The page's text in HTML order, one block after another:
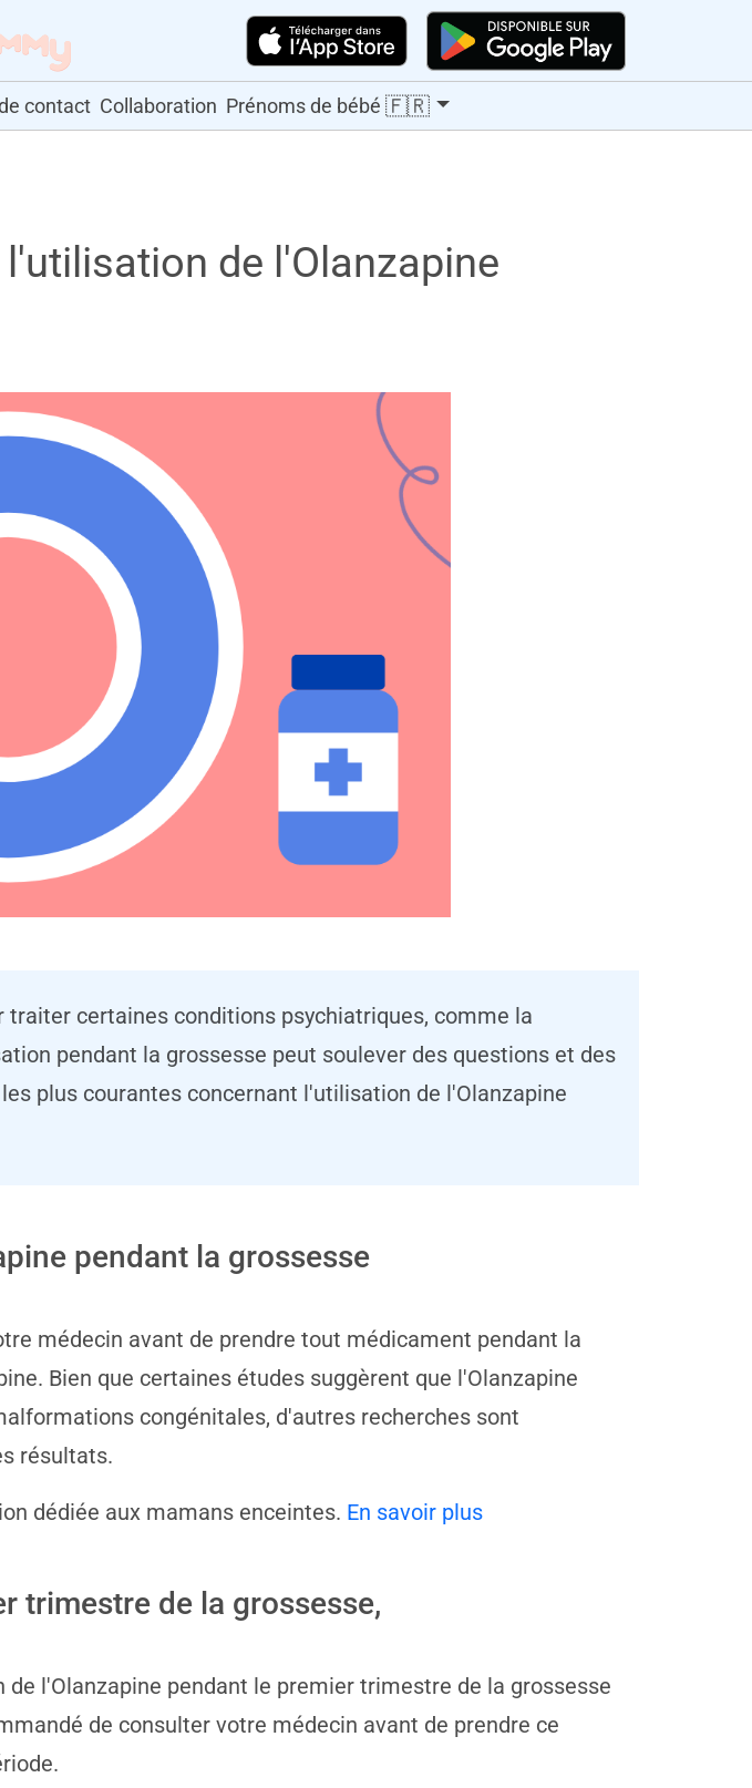
contact Collaboration Prénoms de bébé 🇫🇷
de l'Olanzapine
certaines conditions psychiatriques, comme la
pendant la grossesse peut soulever des questions et des
plus courantes concernant l'utilisation de l'Olanzapine
pendant la grossesse
médecin avant de prendre tout médicament pendant la
Bien que certaines études suggèrent que l'Olanzapine
congénitales, d'autres recherches sont
résultats.
dédiée aux mamans enceintes. En savoir plus
trimestre de la grossesse,
l'Olanzapine pendant le premier trimestre de la grossesse
de consulter votre médecin avant de prendre ce